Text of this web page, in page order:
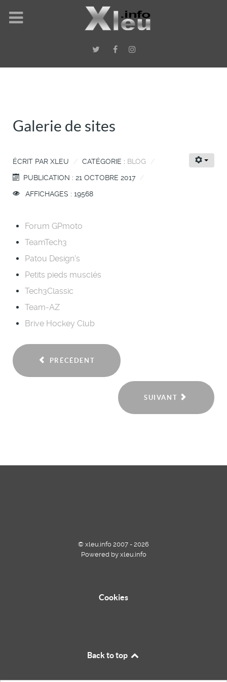
Galerie de sites
ÉCRIT PAR XLEU CATÉGORIE : BLOG
PUBLICATION : 21 OCTOBRE 2017
AFFICHAGES : 19568
Forum GPmoto
TeamTech3
Patou Design's
Petits pieds musclés
Tech3Classic
Team-AZ
Brive Hockey Club
PRÉCÉDENT
SUIVANT
© xleu.info 2007 - 2026
Powered by xleu.info
Cookies
Back to top